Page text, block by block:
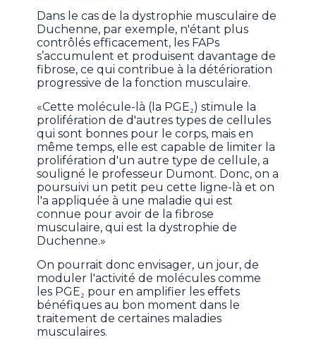
Dans le cas de la dystrophie musculaire de
Duchenne, par exemple, n'étant plus
contrôlés efficacement, les FAPs
s’accumulent et produisent davantage de
fibrose, ce qui contribue à la détérioration
progressive de la fonction musculaire.
«Cette molécule-là (la PGE₂) stimule la
prolifération de d'autres types de cellules
qui sont bonnes pour le corps, mais en
même temps, elle est capable de limiter la
prolifération d'un autre type de cellule, a
souligné le professeur Dumont. Donc, on a
poursuivi un petit peu cette ligne-là et on
l'a appliquée à une maladie qui est
connue pour avoir de la fibrose
musculaire, qui est la dystrophie de
Duchenne.»
On pourrait donc envisager, un jour, de
moduler l'activité de molécules comme
les PGE₂ pour en amplifier les effets
bénéfiques au bon moment dans le
traitement de certaines maladies
musculaires.